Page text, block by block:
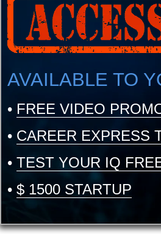
AVAILABLE TO
• FREE VIDEO
• CAREER EXPRESS
• TEST YOUR IQ
• $ 1500 STARTUP